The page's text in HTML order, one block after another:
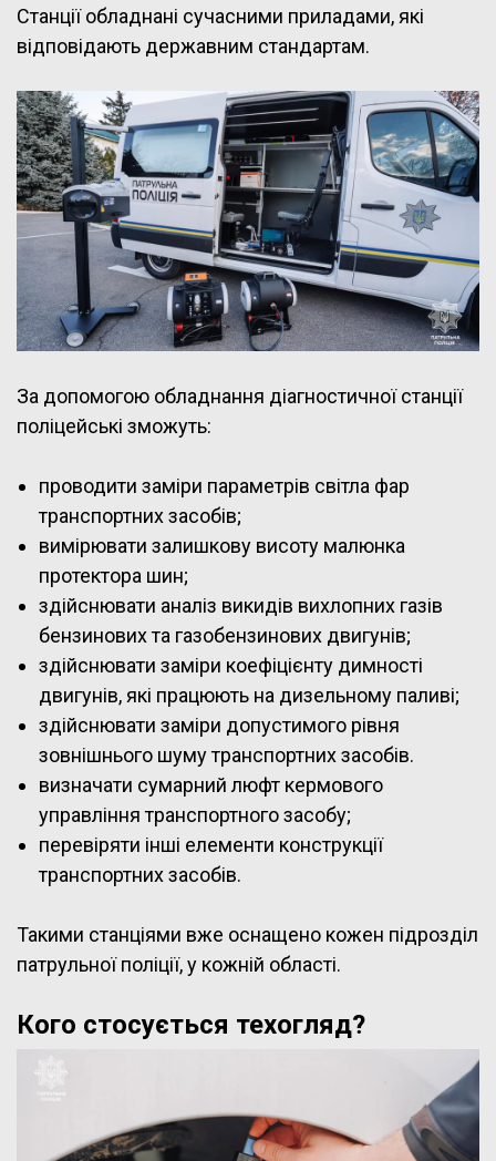
Станції обладнані сучасними приладами, які
відповідають державним стандартам.
За допомогою обладнання діагностичної станції
поліцейські зможуть:
проводити заміри параметрів світла фар
транспортних засобів;
вимірювати залишкову висоту малюнка
протектора шин;
здійснювати аналіз викидів вихлопних газів
бензинових та газобензинових двигунів;
здійснювати заміри коефіцієнту димності
двигунів, які працюють на дизельному паливі;
здійснювати заміри допустимого рівня
зовнішнього шуму транспортних засобів.
визначати сумарний люфт кермового
управління транспортного засобу;
перевіряти інші елементи конструкції
транспортних засобів.
Такими станціями вже оснащено кожен підрозділ
патрульної поліції, у кожній області.
Кого стосується техогляд?